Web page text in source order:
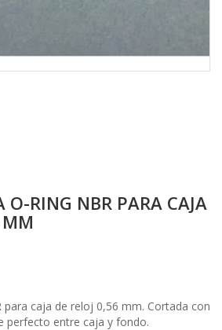
O-RING NBR PARA CAJA
MM
para caja de reloj 0,56 mm. Cortada con
perfecto entre caja y fondo.